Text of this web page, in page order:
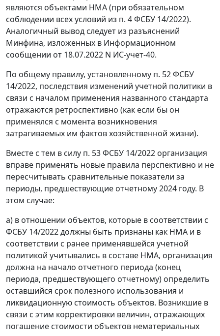
являются объектами НМА (при обязательном
соблюдении всех условий из п. 4 ФСБУ 14/2022).
Аналогичный вывод следует из разъяснений
Минфина, изложенных в Информационном
сообщении от 18.07.2022 N ИС-учет-40.
По общему правилу, установленному п. 52 ФСБУ
14/2022, последствия изменений учетной политики в
связи с началом применения названного стандарта
отражаются ретроспективно (как если бы он
применялся с момента возникновения
затрагиваемых им фактов хозяйственной жизни).
Вместе с тем в силу п. 53 ФСБУ 14/2022 организация
вправе применять новые правила перспективно и не
пересчитывать сравнительные показатели за
периоды, предшествующие отчетному 2024 году. В
этом случае:
а) в отношении объектов, которые в соответствии с
ФСБУ 14/2022 должны быть признаны как НМА и в
соответствии с ранее применявшейся учетной
политикой учитывались в составе НМА, организация
должна на начало отчетного периода (конец
периода, предшествующего отчетному) определить
оставшийся срок полезного использования и
ликвидационную стоимость объектов. Возникшие в
связи с этим корректировки величин, отражающих
погашение стоимости объектов нематериальных